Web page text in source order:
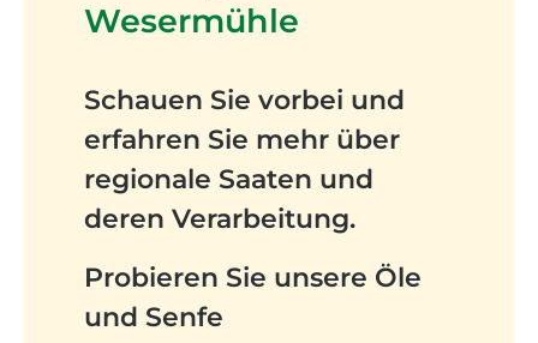
Wesermühle
Schauen Sie vorbei und
erfahren Sie mehr über
regionale Saaten und
deren Verarbeitung.
Probieren Sie unsere Öle
und Senfe